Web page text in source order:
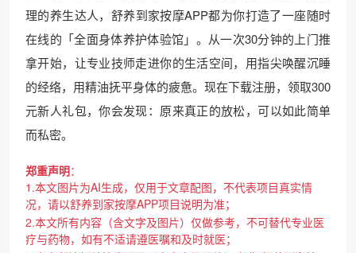
理的养生达人，舒养到家按摩APP都为你打造了一座随时
在线的「全面身体养护体验馆」。从一次30分钟的上门推
拿开始，让专业技师走进你的生活空间，用指尖唤醒沉睡
的经络，用精油抚平身体的疲惫。现在下载注册，领取300
元新人礼包，你会发现：原来真正的放松，可以如此简单
而私密。
郑重声明：
1.本文图片为AI生成，仅用于文章配图，不代表项目真实情
况，请以舒养到家按摩APP项目说明为准；
2.本文所有内容（含文字及图片）仅做参考，不可替代专业医
疗与药物，如有不适请遵医嘱和及时就医；